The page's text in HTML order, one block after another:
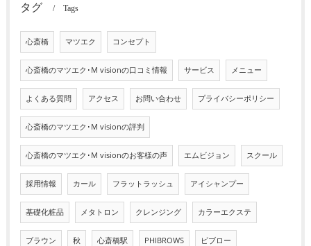
タグ Tags
心斎橋 マツエク コンセプト
心斎橋のマツエク･M visionの口コミ情報 サービス メニュー
よくある質問 アクセス お問い合わせ プライバシーポリシー
心斎橋のマツエク･M visionの評判
心斎橋のマツエク･M visionのお客様の声 エムビジョン スクール
採用情報 カール フラットラッシュ アイシャンプー
基礎化粧品 メタトロン クレンジング カラーエクステ
ブラウン 秋 心斎橋駅 PHIBROWS ピブロー